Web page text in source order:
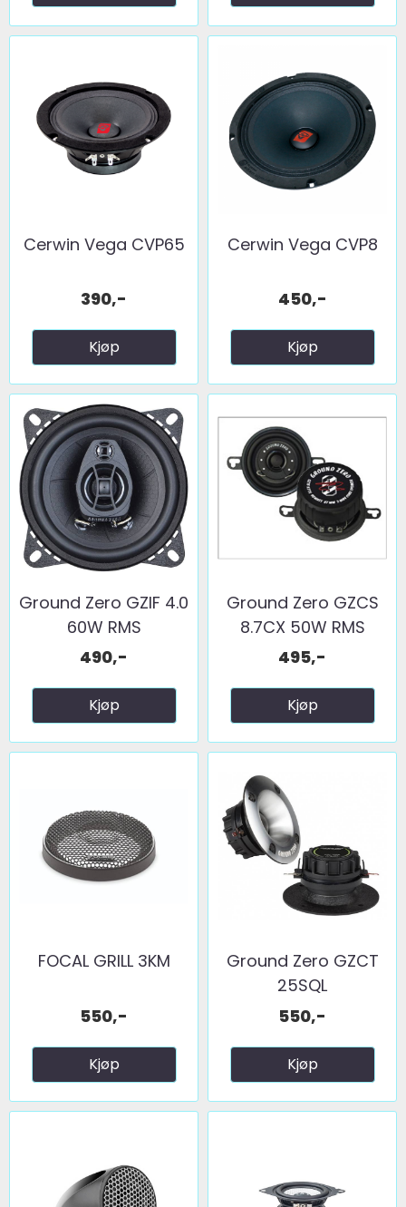
Cerwin Vega CVP65
390,-
Kjøp
Cerwin Vega CVP8
450,-
Kjøp
Ground Zero GZIF 4.0
60W RMS
490,-
Kjøp
Ground Zero GZCS
8.7CX 50W RMS
495,-
Kjøp
FOCAL GRILL 3KM
550,-
Kjøp
Ground Zero GZCT
25SQL
550,-
Kjøp